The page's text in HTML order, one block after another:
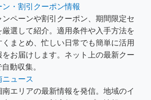
ン・割引クーポン情報
ンペーンや割引クーポン、期間限定セ
厳選して紹介。適用条件や入手方法を
くまとめ、忙しい日常でも簡単に活用
をお届けします。ネット上の最新クー
動収集。
ニュース
南エリアの最新情報を発信。地域のイ